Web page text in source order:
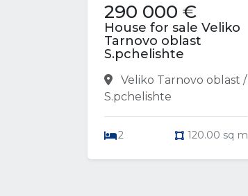
290 000 €
House for sale Veliko
Tarnovo oblast
S.pchelishte
Veliko Tarnovo oblast /
S.pchelishte
2 120.00 sq m